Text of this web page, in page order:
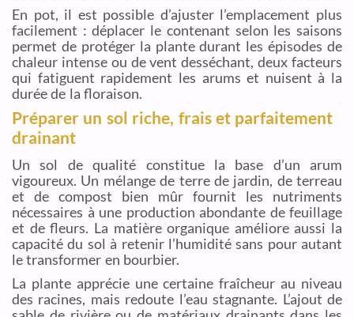
En pot, il est possible d’ajuster l’emplacement plus
facilement : déplacer le contenant selon les saisons
permet de protéger la plante durant les épisodes de
chaleur intense ou de vent desséchant, deux facteurs
qui fatiguent rapidement les arums et nuisent à la
durée de la floraison.
Préparer un sol riche, frais et parfaitement
drainant
Un sol de qualité constitue la base d’un arum
vigoureux. Un mélange de terre de jardin, de terreau
et de compost bien mûr fournit les nutriments
nécessaires à une production abondante de feuillage
et de fleurs. La matière organique améliore aussi la
capacité du sol à retenir l’humidité sans pour autant
le transformer en bourbier.
La plante apprécie une certaine fraîcheur au niveau
des racines, mais redoute l’eau stagnante. L’ajout de